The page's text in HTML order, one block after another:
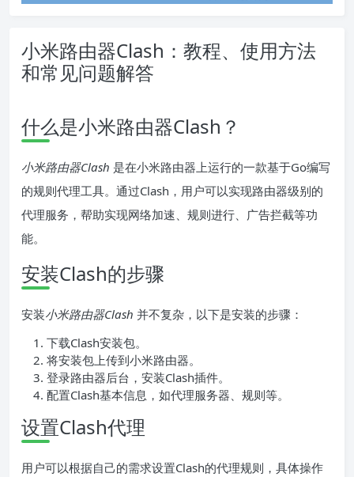
小米路由器Clash：教程、使用方法
和常见问题解答
什么是小米路由器Clash？
小米路由器Clash 是在小米路由器上运行的一款基于Go编写
的规则代理工具。通过Clash，用户可以实现路由器级别的
代理服务，帮助实现网络加速、规则进行、广告拦截等功
能。
安装Clash的步骤
安装小米路由器Clash 并不复杂，以下是安装的步骤：
下载Clash安装包。
将安装包上传到小米路由器。
登录路由器后台，安装Clash插件。
配置Clash基本信息，如代理服务器、规则等。
设置Clash代理
用户可以根据自己的需求设置Clash的代理规则，具体操作